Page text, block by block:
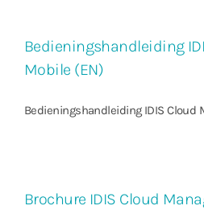
Bedieningshandleiding
Mobile (EN)
Bedieningshandleiding IDIS Cloud
Brochure IDIS Cloud